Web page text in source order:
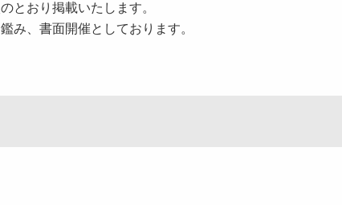
とおり掲載いたします。
み、書面開催としております。